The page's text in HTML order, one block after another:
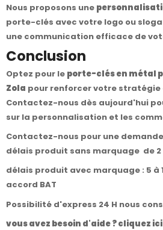
Nous proposons une
porte-clés avec votre logo ou
une communication efficace de
Conclusion
Optez pour le porte-clés en métal
Zola pour renforcer votre stratégie
Contactez-nous dès aujourd'hui
sur la personnalisation et les
Contactez-nous pour une
délais produit sans marquage de 2
délais produit avec marquage : 5 à
accord BAT
Possibilité d'express 24 H nous
vous avez besoin d'aide ? cliquez